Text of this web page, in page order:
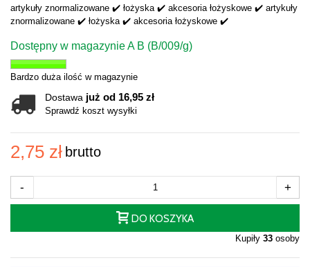
artykuły znormalizowane ✔️ łożyska ✔️ akcesoria łożyskowe ✔️ artykuły
znormalizowane ✔️ łożyska ✔️ akcesoria łożyskowe ✔️
Dostępny w magazynie A B (B/009/g)
Bardzo duża ilość w magazynie
Dostawa już od 16,95 zł
Sprawdź koszt wysyłki
2,75 zł brutto
- +
DO KOSZYKA
Kupiły 33 osoby